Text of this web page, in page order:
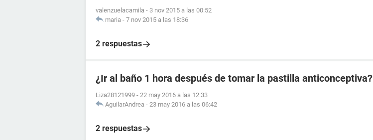
valenzuelacamila - 3 nov 2015 a las 00:52
maria - 7 nov 2015 a las 18:36
2 respuestas
¿Ir al baño 1 hora después de tomar la pastilla anticonceptiva?
Liza28121999 - 22 may 2016 a las 12:33
AguilarAndrea - 23 may 2016 a las 06:42
2 respuestas